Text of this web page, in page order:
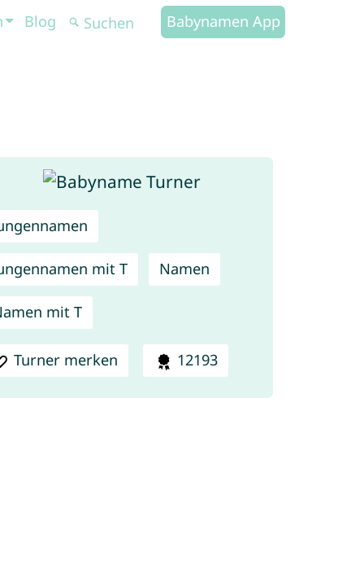
Blog Babynamen App
mit T Namen
mit T
Turner merken 12193